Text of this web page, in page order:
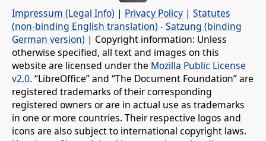
Impressum (Legal Info) | Privacy Policy | Statutes
(non-binding English translation) -Satzung (binding
German version) | Copyright information: Unless
otherwise specified, all text and images on this
website are licensed under the Mozilla Public License
v2.0. “LibreOffice” and “The Document Foundation” are
registered trademarks of their corresponding
registered owners or are in actual use as trademarks
in one or more countries. Their respective logos and
icons are also subject to international copyright laws.